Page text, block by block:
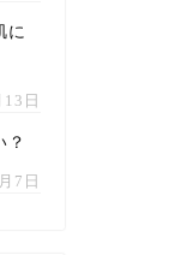
に
日
？
7日